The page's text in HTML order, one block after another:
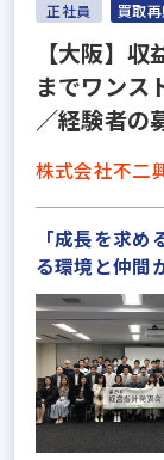
正社員 買取
【大阪】
までワンス
／経験者の
株式会社不二
「成長を求
る環境と仲間